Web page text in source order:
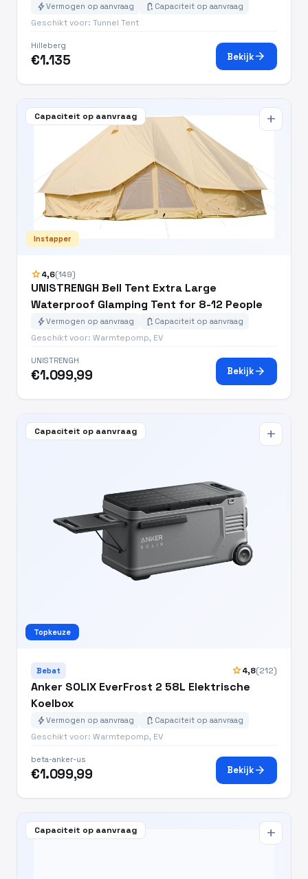
boltVermogen op aanvraag battery_charging_full Capaciteit op aanvraag
Geschikt voor: Tunnel Tent
Hilleberg
€1.135 Bekijkarrow_forward
Capaciteit op aanvraag
Instapper
add
star4,6(149)
UNISTRENGH Bell Tent Extra Large
Waterproof Glamping Tent for 8-12 People
boltVermogen op aanvraag battery_charging_full Capaciteit op aanvraag
Geschikt voor: Warmtepomp, EV
UNISTRENGH
€1.099,99 Bekijkarrow_forward
Capaciteit op aanvraag
Topkeuze
add
Bebat star4,8(212)
Anker SOLIX EverFrost 2 58L Elektrische
Koelbox
boltVermogen op aanvraag battery_charging_full Capaciteit op aanvraag
Geschikt voor: Warmtepomp, EV
beta-anker-us
€1.099,99 Bekijkarrow_forward
Capaciteit op aanvraag add